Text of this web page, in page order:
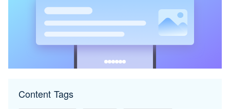
Content Tags